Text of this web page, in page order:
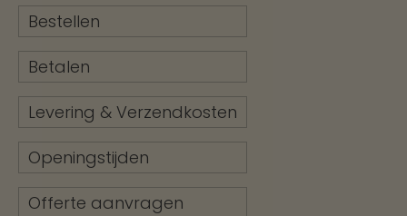
Bestellen
Betalen
Levering & Verzendkosten
Openingstijden
Offerte aanvragen